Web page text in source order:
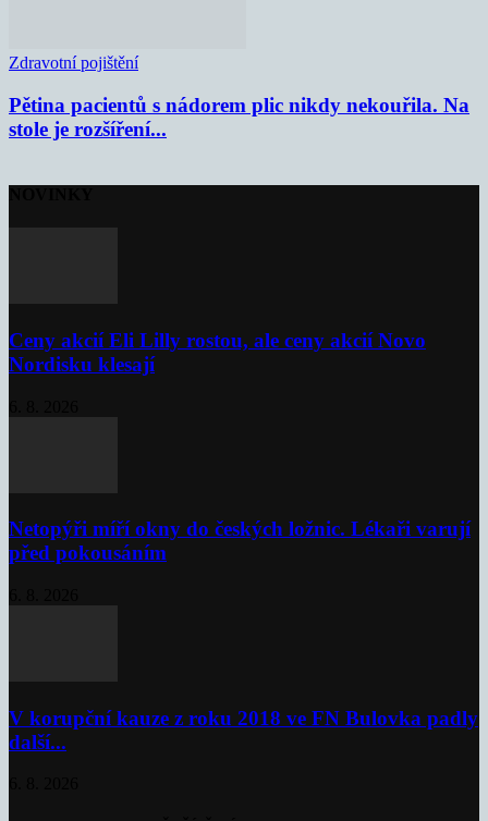
Zdravotní pojištění
Pětina pacientů s nádorem plic nikdy nekouřila. Na
stole je rozšíření...
Ceny akcií Eli Lilly rostou, ale ceny akcií Novo
Nordisku klesají
Netopýři míří okny do českých ložnic. Lékaři varují
před pokousáním
V korupční kauze z roku 2018 ve FN Bulovka padly
další...